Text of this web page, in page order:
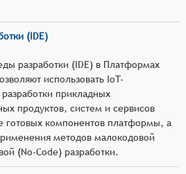
(IDE)
разработки (IDE) в Платформах
использовать IoT-
прикладных
продуктов, систем и сервисов
готовых компонентов платформы, а
методов малокодовой
(No-Code) разработки.